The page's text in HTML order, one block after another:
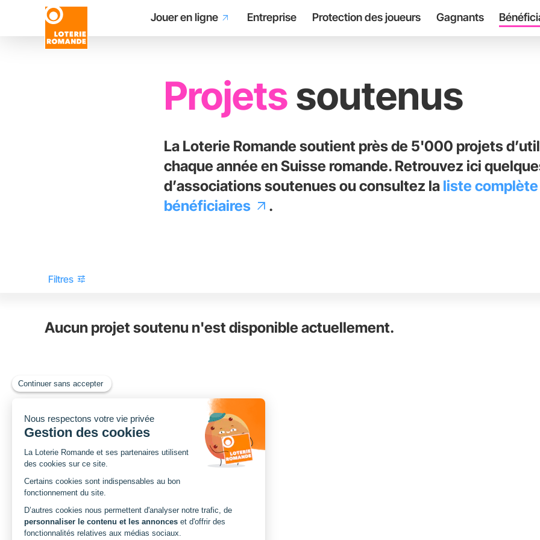
contenu
MainJouer en ligne arrow_outward Entreprise Protection des joueurs Gagnants
Projetssoutenus
La Loterie Romande soutient près de 5'000 projets
chaque année en Suisse romande. Retrouvez ici
d’associations soutenues ou consultez la liste
bénéficiaires
.
Filtres tune
Aucun projet soutenu n'est disponible actuellement.